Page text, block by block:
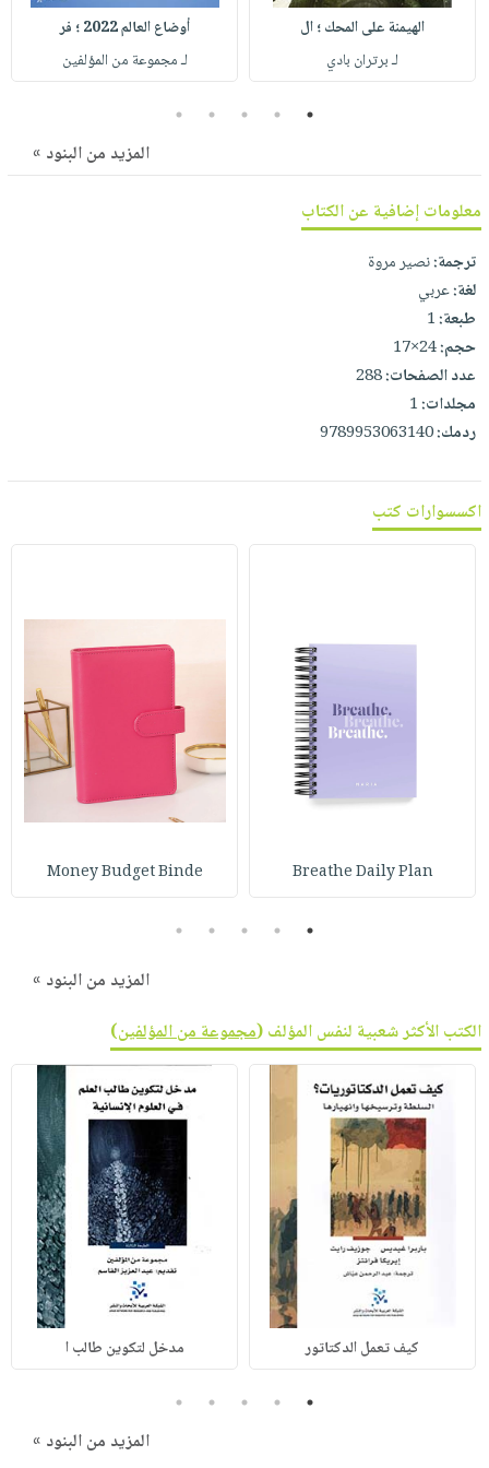
صابون
أطفال
مناسبات
فيديوهات
يتكرر
نيل
وفرات
انشر
كتابك
تواصل
معنا
الهيمنة على المحك ؛ ال
لـ برتران بادي
أوضاع العالم 2022 ؛ فر
لـ مجموعة من المؤلفين
1
2
3
4
5
المزيد من البنود »
معلومات إضافية عن الكتاب
ترجمة:نصير مروة
لغة:عربي
طبعة:1
حجم:24×17
عدد الصفحات:288
مجلدات:1
ردمك:9789953063140
اكسسوارات كتب
Breathe Daily Plan
Money Budget Binde
1
2
3
4
5
المزيد من البنود »
الكتب الأكثر شعبية لنفس المؤلف (مجموعة من المؤلفين)
كيف تعمل الدكتاتور مدخل لتكوين طالب ا
1
2
3
4
5
المزيد من البنود »